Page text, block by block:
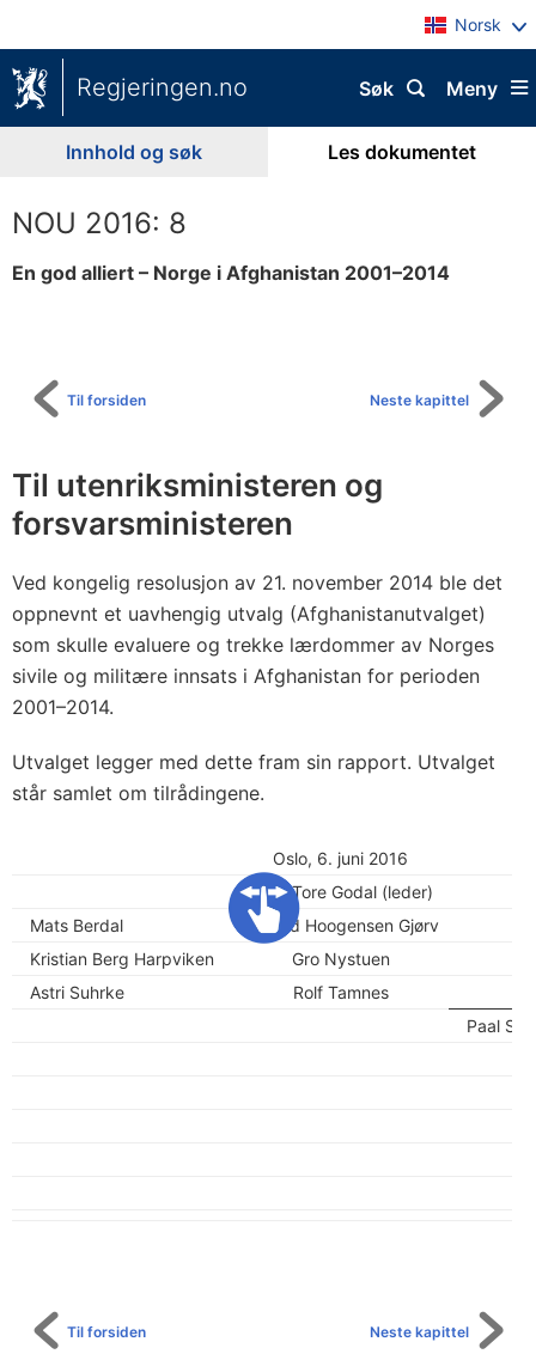
Norsk
Regjeringen.no Meny
Søk
Innhold og søk Les dokumentet
NOU 2016: 8
En god alliert – Norge i Afghanistan 2001–2014
Neste kapittel
Til forsiden
Til utenriksministeren og
forsvarsministeren
Ved kongelig resolusjon av 21. november 2014 ble det
oppnevnt et uavhengig utvalg (Afghanistanutvalget)
som skulle evaluere og trekke lærdommer av Norges
sivile og militære innsats i Afghanistan for perioden
2001–2014.
Utvalget legger med dette fram sin rapport. Utvalget
står samlet om tilrådingene.
Oslo, 6. juni 2016
Bjørn Tore Godal (leder)
Mats Berdal
Gunhild Hoogensen Gjørv
Kristian Berg Harpviken
Gro Nystuen
Astri Suhrke
Rolf Tamnes
Paal
Neste kapittel
Til forsiden